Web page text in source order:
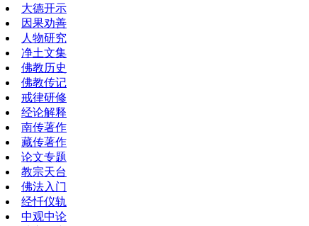
大德开示
因果劝善
人物研究
净土文集
佛教历史
佛教传记
戒律研修
经论解释
南传著作
藏传著作
论文专题
教宗天台
佛法入门
经忏仪轨
中观中论